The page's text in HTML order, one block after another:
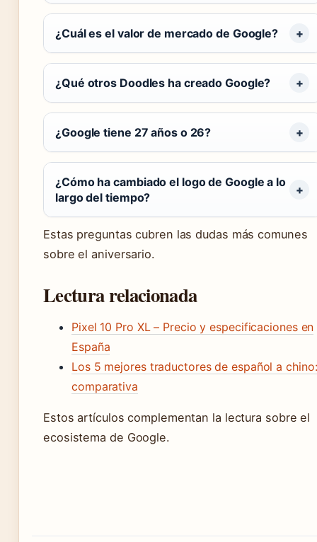
¿Cuál es el valor de mercado de Google?
¿Qué otros Doodles ha creado Google?
¿Google tiene 27 años o 26?
¿Cómo ha cambiado el logo de Google a lo
largo del tiempo?
Estas preguntas cubren las dudas más comunes
sobre el aniversario.
Lectura relacionada
Pixel 10 Pro XL – Precio y especificaciones en
España
Los 5 mejores traductores de español a chino:
comparativa
Estos artículos complementan la lectura sobre el
ecosistema de Google.